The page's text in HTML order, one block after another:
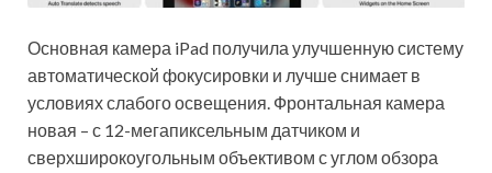
Основная камера iPad получила улучшенную систему
автоматической фокусировки и лучше снимает в
условиях слабого освещения. Фронтальная камера
новая – с 12-мегапиксельным датчиком и
сверхширокоугольным объективом с углом обзора